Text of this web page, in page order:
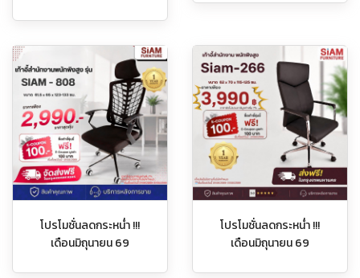
โปรโมชั่นลดกระหน่ำ !!!
เดือนมิถุนายน 69
โปรโมชั่นลดกระหน่ำ !!!
เดือนมิถุนายน 69